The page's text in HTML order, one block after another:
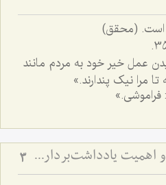
است. (محقق)
عمل خیر خود به مردم مانند
مرا نیک پندارند.»
نقش عرفان در فهم دین و اهمیت یادداشت‌برداری برای اهل علم 3